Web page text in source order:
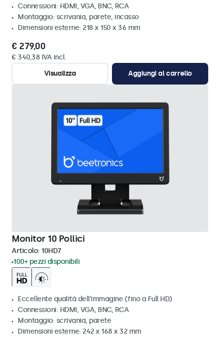
Connessioni: HDMI, VGA, BNC, RCA
Montaggio: scrivania, parete, incasso
Dimensioni esterne: 218 x 150 x 36 mm
€ 279,00
€ 340,38 IVA incl.
Visualizza
Aggiungi al carrello
Monitor 10 Pollici
Articolo: 10HD7
100+ pezzi disponibili
Eccellente qualità dell'immagine (fino a Full HD)
Connessioni: HDMI, VGA, BNC, RCA
Montaggio: scrivania, parete
Dimensioni esterne: 242 x 168 x 32 mm